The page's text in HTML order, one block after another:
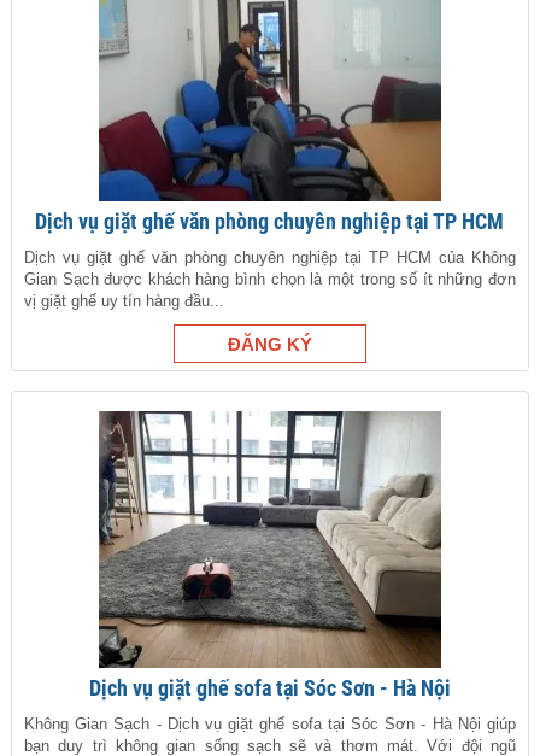
Dịch vụ giặt ghế văn phòng chuyên nghiệp tại TP HCM
Dịch vụ giặt ghế văn phòng chuyên nghiệp tại TP HCM của Không
Gian Sạch được khách hàng bình chọn là một trong số ít những đơn
vị giặt ghế uy tín hàng đầu...
Dịch vụ giặt ghế sofa tại Sóc Sơn - Hà Nội
Không Gian Sạch - Dịch vụ giặt ghế sofa tại Sóc Sơn - Hà Nội giúp
bạn duy trì không gian sống sạch sẽ và thơm mát. Với đội ngũ